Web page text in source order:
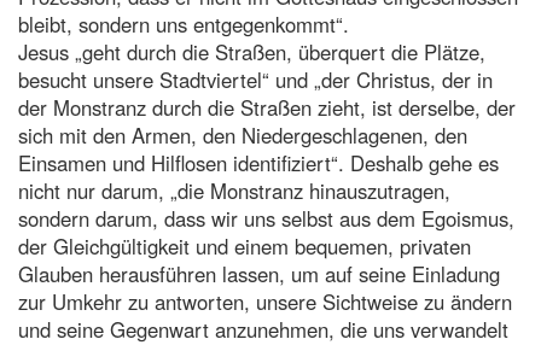
bleibt, sondern uns entgegenkommt“.
Jesus „geht durch die Straßen, überquert die Plätze,
besucht unsere Stadtviertel“ und „der Christus, der in
der Monstranz durch die Straßen zieht, ist derselbe, der
sich mit den Armen, den Niedergeschlagenen, den
Einsamen und Hilflosen identifiziert“. Deshalb gehe es
nicht nur darum, „die Monstranz hinauszutragen,
sondern darum, dass wir uns selbst aus dem Egoismus,
der Gleichgültigkeit und einem bequemen, privaten
Glauben herausführen lassen, um auf seine Einladung
zur Umkehr zu antworten, unsere Sichtweise zu ändern
und seine Gegenwart anzunehmen, die uns verwandelt